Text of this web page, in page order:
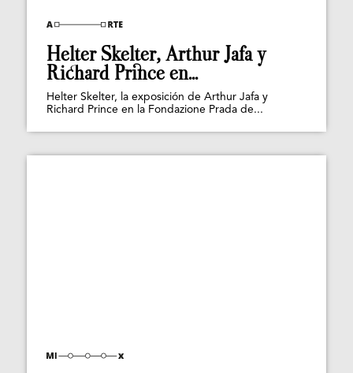
Helter Skelter, Arthur Jafa y
Richard Prince en...
Helter Skelter, la exposición de Arthur Jafa y
Richard Prince en la Fondazione Prada de...